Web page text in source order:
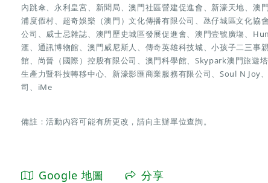
內跳傘、永利皇宮、新聞局、澳門社區營建促進會、新濠天地、澳
浦度假村、超奇娛樂（澳門）文化傳播有限公司、氹仔城區文化協
公司、威士忌雜誌、澳門歷史城區發展促進會、澳門壹號廣塲、
滙、通訊博物館、澳門威尼斯人、傳奇英雄科技城、小孩子二三事
館、尚晉（國際）控股有限公司、澳門科學館、Skypark澳門旅遊
生產力暨科技轉移中心、新濠影匯商業服務有限公司、Soul N
司、iMe
備註：活動內容可能有所更改，請向主辦單位查詢。
Google 地圖 分享